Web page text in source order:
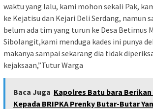
waktu yang lalu, kami mohon sekali Pak,
ke Kejatisu dan Kejari Deli Serdang, namun
belum ada tim yang turun ke Desa Betimus
Sibolangit,kami menduga kades ini punya
makanya sampai sekarang dia tidak
kejaksaan,”Tutur Warga
Baca Juga Kapolres Batu bara
Kepada BRIPKA Prenky Butar-Butar